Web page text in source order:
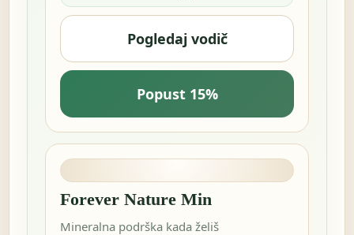
Pogledaj vodič
Popust 15%
Forever Nature Min
Mineralna podrška kada želiš